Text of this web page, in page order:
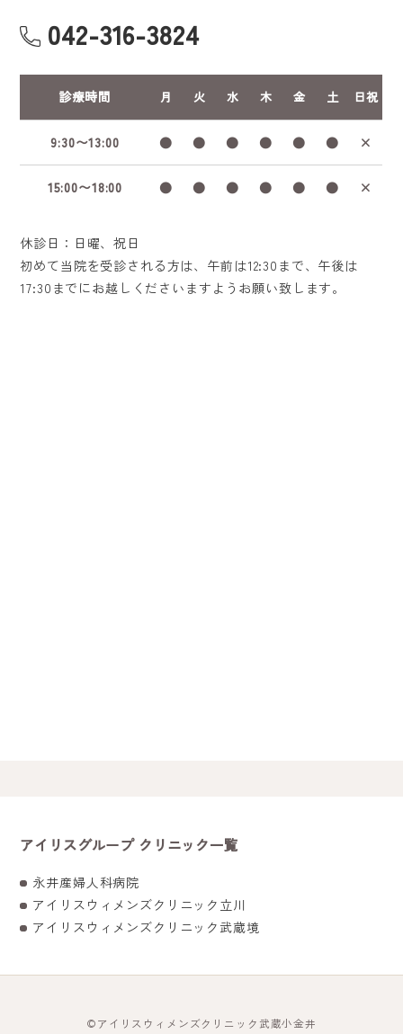
042-316-3824
診療時間 月 火 水 木 金 土 日祝
9:30〜13:00 ● ● ● ● ● ● ×
15:00〜18:00 ● ● ● ● ● ● ×
休診日：日曜、祝日
初めて当院を受診される方は、午前は12:30まで、午後は
17:30までにお越しくださいますようお願い致します。
アイリスグループ クリニック一覧
永井産婦人科病院
アイリスウィメンズクリニック立川
アイリスウィメンズクリニック武蔵境
©アイリスウィメンズクリニック武蔵小金井